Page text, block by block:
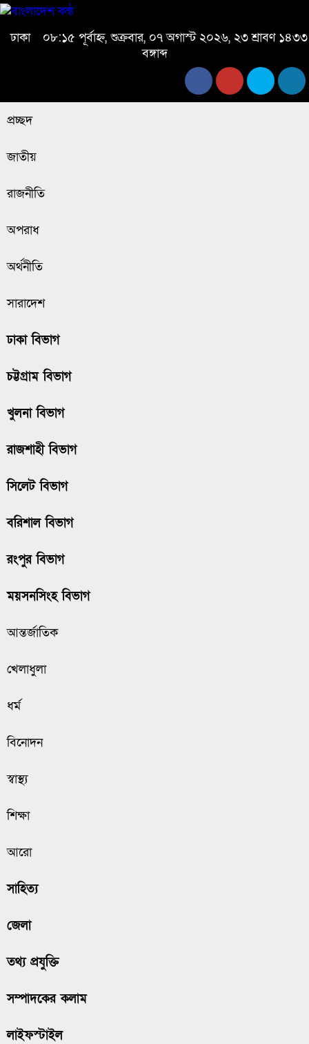
ঢাকা
০৮:১৫ পূর্বাহ্ন, শুক্রবার, ০৭ অগাস্ট ২০২৬, ২৩ শ্রাবণ ১৪৩৩
বঙ্গাব্দ
প্রচ্ছদ
জাতীয়
রাজনীতি
অপরাধ
অর্থনীতি
সারাদেশ
ঢাকা বিভাগ
চট্টগ্রাম বিভাগ
খুলনা বিভাগ
রাজশাহী বিভাগ
সিলেট বিভাগ
বরিশাল বিভাগ
রংপুর বিভাগ
ময়সনসিংহ বিভাগ
আন্তর্জাতিক
খেলাধুলা
ধর্ম
বিনোদন
স্বাস্থ্য
শিক্ষা
আরো
সাহিত্য
জেলা
তথ্য প্রযুক্তি
সম্পাদকের কলাম
লাইফস্টাইল